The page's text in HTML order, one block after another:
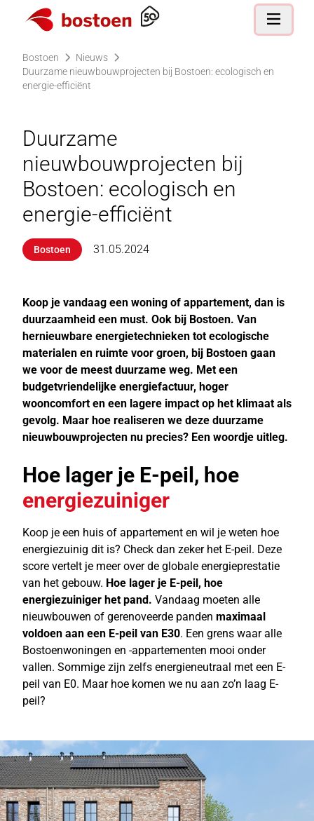
Ga naar de homepagina
Open
Bostoen
Nieuws
Duurzame nieuwbouwprojecten bij Bostoen: ecologisch en
energie-efficiënt
Duurzame
nieuwbouwprojecten bij
Bostoen: ecologisch en
energie-efficiënt
Bostoen 31.05.2024
Koop je vandaag een woning of appartement, dan is
duurzaamheid een must. Ook bij Bostoen. Van
hernieuwbare energietechnieken tot ecologische
materialen en ruimte voor groen, bij Bostoen gaan
we voor de meest duurzame weg. Met een
budgetvriendelijke energiefactuur, hoger
wooncomfort en een lagere impact op het klimaat als
gevolg. Maar hoe realiseren we deze duurzame
nieuwbouwprojecten nu precies? Een woordje uitleg.
Hoe lager je E-peil, hoe
energiezuiniger
Koop je een huis of appartement en wil je weten hoe
energiezuinig dit is? Check dan zeker het E-peil. Deze
score vertelt je meer over de globale energieprestatie
van het gebouw. Hoe lager je E-peil, hoe
energiezuiniger het pand. Vandaag moeten alle
nieuwbouwen of gerenoveerde panden maximaal
voldoen aan een E-peil van E30. Een grens waar alle
Bostoenwoningen en -appartementen mooi onder
vallen. Sommige zijn zelfs energieneutraal met een E-
peil van E0. Maar hoe komen we nu aan zo’n laag E-
peil?